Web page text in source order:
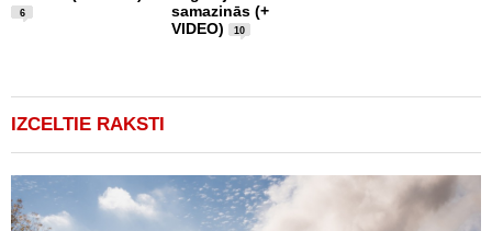
6
samazinās (+
VIDEO)
10
IZCELTIE RAKSTI